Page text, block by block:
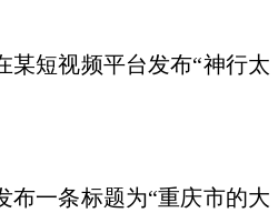
某短视频平台发布“神行太
布一条标题为“重庆市的大